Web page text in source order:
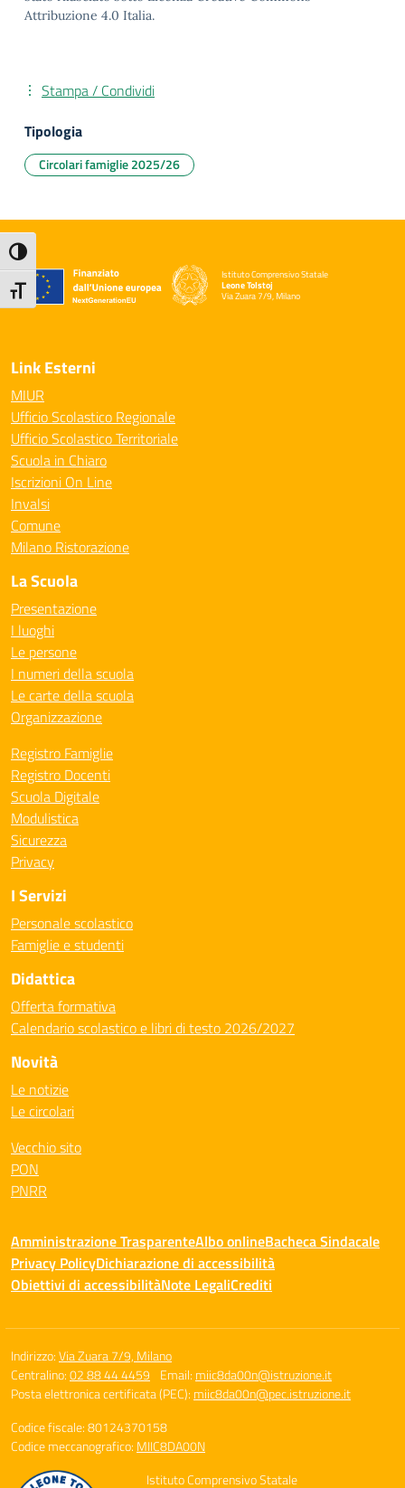
Attiva/disattiva alto contrasto
Attiva/disattiva dimensione testo
Attribuzione 4.0 Italia.
Stampa / Condividi
Tipologia
Circolari famiglie 2025/26
Istituto Comprensivo Statale
Leone Tolstoj
Via Zuara 7/9, Milano
— Visita la pagina iniziale della scuola
Link Esterni
MIUR
Ufficio Scolastico Regionale
Ufficio Scolastico Territoriale
Scuola in Chiaro
Iscrizioni On Line
Invalsi
Comune
Milano Ristorazione
La Scuola
Presentazione
I luoghi
Le persone
I numeri della scuola
Le carte della scuola
Organizzazione
Registro Famiglie
Registro Docenti
Scuola Digitale
Modulistica
Sicurezza
Privacy
I Servizi
Personale scolastico
Famiglie e studenti
Didattica
Offerta formativa
Calendario scolastico e libri di testo 2026/2027
Novità
Le notizie
Le circolari
Vecchio sito
PON
PNRR
Amministrazione TrasparenteAlbo onlineBacheca Sindacale
Privacy PolicyDichiarazione di accessibilità
Obiettivi di accessibilitàNote LegaliCrediti
Indirizzo:Via Zuara 7/9, Milano
Centralino:02 88 44 4459 Email: miic8da00n@istruzione.it
Posta elettronica certificata (PEC): miic8da00n@pec.istruzione.it
Codice fiscale: 80124370158
Codice meccanografico: MIIC8DA00N
Istituto Comprensivo Statale